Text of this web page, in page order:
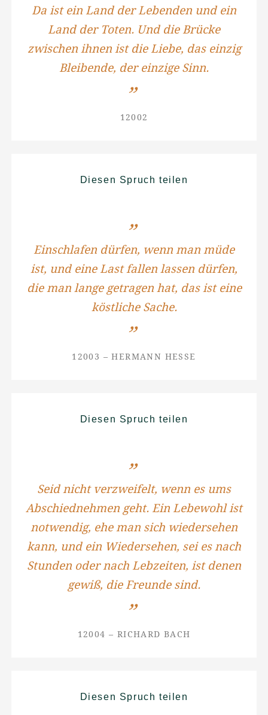
Da ist ein Land der Lebenden und ein
Land der Toten. Und die Brücke
zwischen ihnen ist die Liebe, das einzig
Bleibende, der einzige Sinn.
12002
Diesen Spruch teilen
Einschlafen dürfen, wenn man müde
ist, und eine Last fallen lassen dürfen,
die man lange getragen hat, das ist eine
köstliche Sache.
12003 – HERMANN HESSE
Diesen Spruch teilen
Seid nicht verzweifelt, wenn es ums
Abschiednehmen geht. Ein Lebewohl ist
notwendig, ehe man sich wiedersehen
kann, und ein Wiedersehen, sei es nach
Stunden oder nach Lebzeiten, ist denen
gewiß, die Freunde sind.
12004 – RICHARD BACH
Diesen Spruch teilen